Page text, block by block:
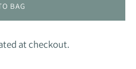
BAG
at checkout.